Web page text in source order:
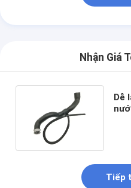
Nhận Giá
Dễ
Tiếp